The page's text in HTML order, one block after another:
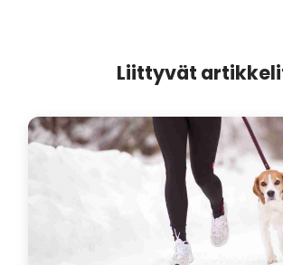
Liittyvät